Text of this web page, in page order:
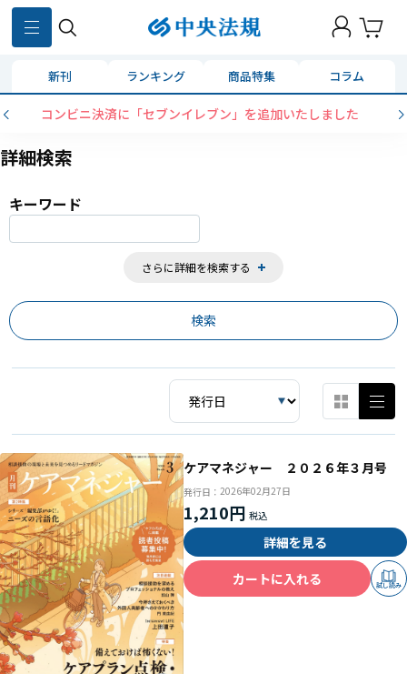
新刊 ランキング 商品特集 コラム
コンビニ決済に「セブンイレブン」を追加いたしました
詳細検索
キーワード
さらに詳細を検索する
859
ケアマネジャー ２０２６年３月号
発行日： 2026年02月27日
1,210円
詳細を見る
カートに入れる
試し読み